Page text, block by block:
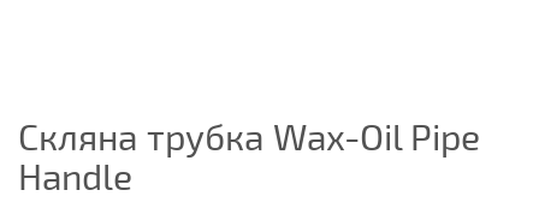
Скляна трубка Wax-Oil Pipe
Handle